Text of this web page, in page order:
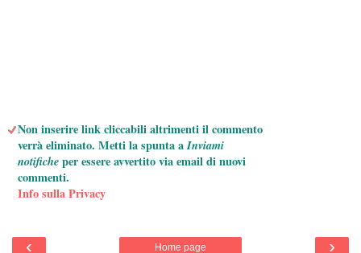
Non inserire link cliccabili altrimenti il commento
verrà eliminato. Metti la spunta aInviami
notificheper essere avvertito via email di nuovi
commenti.
Info sulla Privacy
‹ ›
Home page